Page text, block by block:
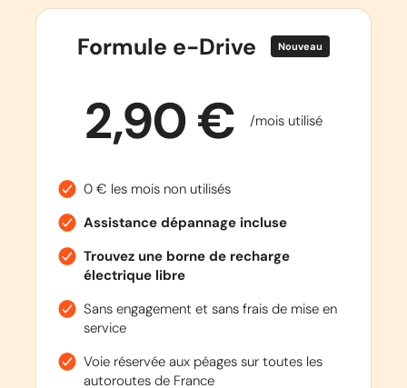
Formule e-Drive Nouveau
2,90 € /mois utilisé
0 € les mois non utilisés
Assistance dépannage incluse
Trouvez une borne de recharge
électrique libre
Sans engagement et sans frais de mise en
service
Voie réservée aux péages sur toutes les
autoroutes de France